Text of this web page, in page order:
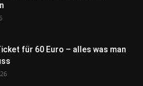
für 60 Euro – alles was man